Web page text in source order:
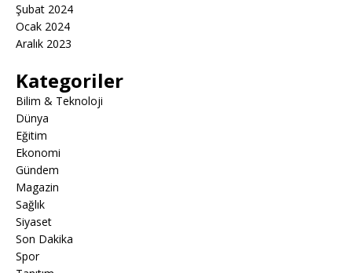
Şubat 2024
Ocak 2024
Aralık 2023
Kategoriler
Bilim & Teknoloji
Dünya
Eğitim
Ekonomi
Gündem
Magazin
Sağlık
Siyaset
Son Dakika
Spor